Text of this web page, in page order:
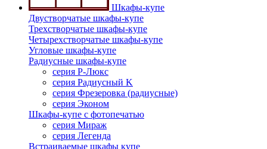
Шкафы-купе
Двустворчатые шкафы-купе
Трехстворчатые шкафы-купе
Четырехстворчатые шкафы-купе
Угловые шкафы-купе
Радиусные шкафы-купе
серия Р-Люкс
серия Радиусный K
серия Фрезеровка (радиусные)
серия Эконом
Шкафы-купе с фотопечатью
серия Мираж
серия Легенда
Встраиваемые шкафы купе